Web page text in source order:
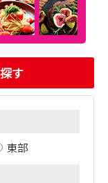
す
東部